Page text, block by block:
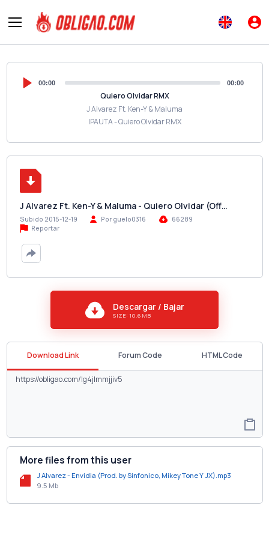
00:00 00:00
Quiero Olvidar RMX
J Alvarez Ft. Ken-Y & Maluma
IPAUTA - Quiero Olvidar RMX
J Alvarez Ft. Ken-Y & Maluma - Quiero Olvidar (Off…
Subido 2015-12-19 Por guelo0316
66289
Reportar
Descargar / Bajar
SIZE: 10.6 MB
Download Link Forum Code HTML Code
More files from this user
J Alvarez - Envidia (Prod. by Sinfonico, Mikey Tone Y JX).mp3
9.5 Mb